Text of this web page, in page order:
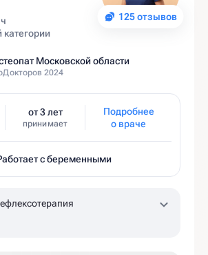
125 отзывов
Московской области
2024
от 3 лет
принимает
Подробнее
о враче
с беременными